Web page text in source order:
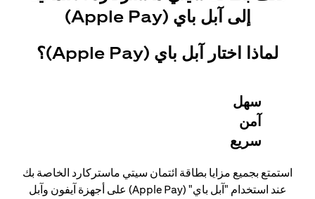
إلى آبل باي (Apple Pay)
لماذا اختار آبل باي (Apple Pay)؟
سهل
آمن
سريع
استمتع بجميع مزايا بطاقة ائتمان سيتي ماستركارد الخاصة بك
عند استخدام "آبل باي" (Apple Pay) على أجهزة آيفون وآبل